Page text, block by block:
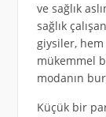
ve sağlık
sağlık
giysiler,
mükemmel
modanın
Küçük bir